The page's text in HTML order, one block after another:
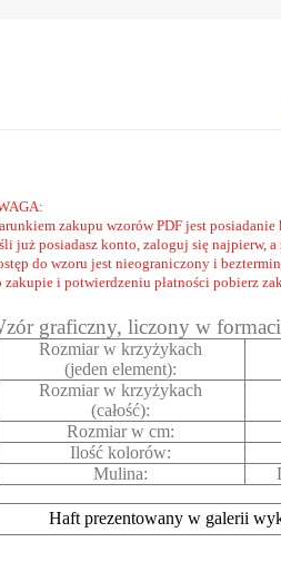
zakupu wzorów PDF jest posiadanie
już posiadasz konto, zaloguj się najpierw, a
do wzoru jest nieograniczony i
zakupie i potwierdzeniu płatności pobierz
graficzny, liczony w
Rozmiar w krzyżykach
(jeden element):
Rozmiar w krzyżykach
(całość):
Rozmiar w cm:
Ilość kolorów:
Mulina:
Haft prezentowany w galerii